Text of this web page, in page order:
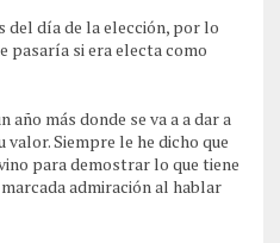
del día de la elección, por lo
pasaría si era electa como
año más donde se va a a dar a
Siempre le he dicho que
para demostrar lo que tiene
admiración al hablar